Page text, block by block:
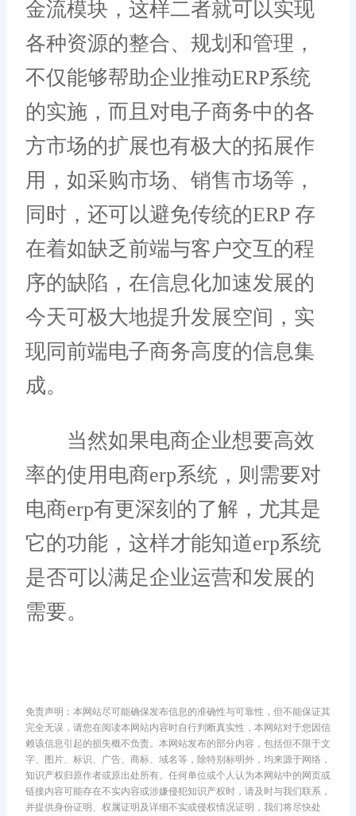
金流模块，这样二者就可以实现
各种资源的整合、规划和管理，
不仅能够帮助企业推动ERP系统
的实施，而且对电子商务中的各
方市场的扩展也有极大的拓展作
用，如采购市场、销售市场等，
同时，还可以避免传统的ERP 存
在着如缺乏前端与客户交互的程
序的缺陷，在信息化加速发展的
今天可极大地提升发展空间，实
现同前端电子商务高度的信息集
成。
当然如果电商企业想要高效
率的使用电商erp系统，则需要对
电商erp有更深刻的了解，尤其是
它的功能，这样才能知道erp系统
是否可以满足企业运营和发展的
需要。
免责声明：本网站尽可能确保发布信息的准确性与可靠性，但不能保证其
完全无误，请您在阅读本网站内容时自行判断真实性，本网站对于您因信
赖该信息引起的损失概不负责。本网站发布的部分内容，包括但不限于文
字、图片、标识、广告、商标、域名等，除特别标明外，均来源于网络，
知识产权归原作者或原出处所有。任何单位或个人认为本网站中的网页或
链接内容可能存在不实内容或涉嫌侵犯知识产权时，请及时与我们联系，
并提供身份证明、权属证明及详细不实或侵权情况证明，我们将尽快处